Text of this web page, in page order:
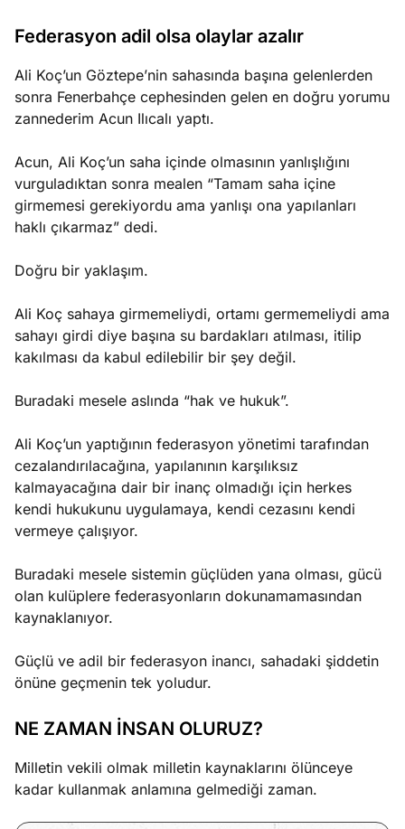
Federasyon adil olsa olaylar azalır
Ali Koç’un Göztepe’nin sahasında başına gelenlerden
sonra Fenerbahçe cephesinden gelen en doğru yorumu
zannederim Acun Ilıcalı yaptı.
Acun, Ali Koç’un saha içinde olmasının yanlışlığını
vurguladıktan sonra mealen “Tamam saha içine
girmemesi gerekiyordu ama yanlışı ona yapılanları
haklı çıkarmaz” dedi.
Doğru bir yaklaşım.
Ali Koç sahaya girmemeliydi, ortamı germemeliydi ama
sahayı girdi diye başına su bardakları atılması, itilip
kakılması da kabul edilebilir bir şey değil.
Buradaki mesele aslında “hak ve hukuk”.
Ali Koç’un yaptığının federasyon yönetimi tarafından
cezalandırılacağına, yapılanının karşılıksız
kalmayacağına dair bir inanç olmadığı için herkes
kendi hukukunu uygulamaya, kendi cezasını kendi
vermeye çalışıyor.
Buradaki mesele sistemin güçlüden yana olması, gücü
olan kulüplere federasyonların dokunamamasından
kaynaklanıyor.
Güçlü ve adil bir federasyon inancı, sahadaki şiddetin
önüne geçmenin tek yoludur.
NE ZAMAN İNSAN OLURUZ?
Milletin vekili olmak milletin kaynaklarını ölünceye
kadar kullanmak anlamına gelmediği zaman.